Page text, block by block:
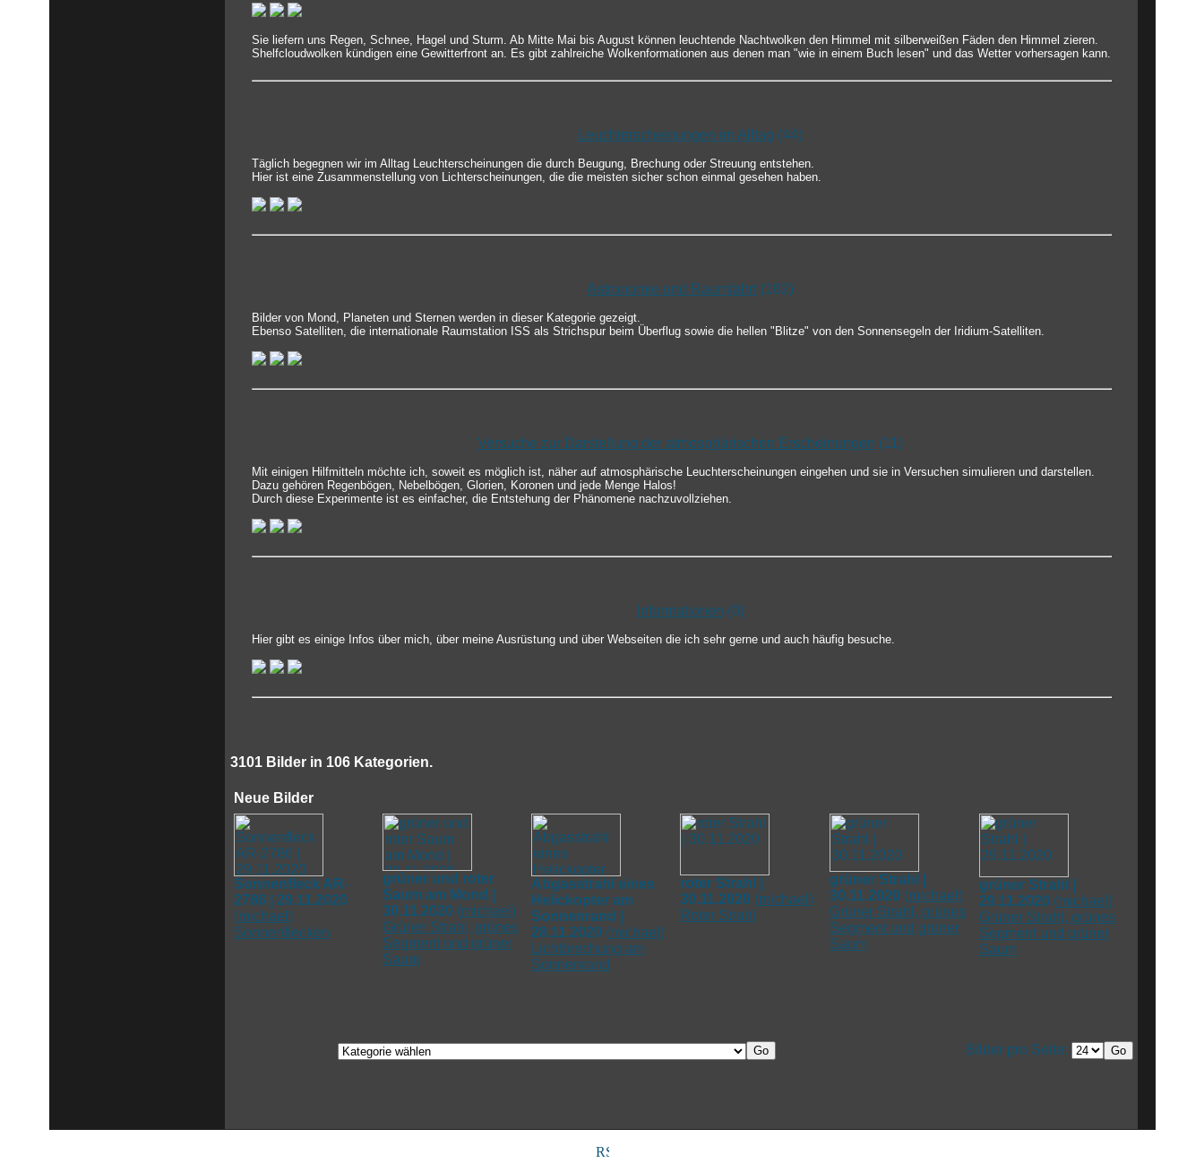
Sie liefern uns Regen, Schnee, Hagel und Sturm. Ab Mitte Mai bis August können leuchtende Nachtwolken den Himmel mit silberweißen Fäden den Himmel zieren.
Shelfcloudwolken kündigen eine Gewitterfront an. Es gibt zahlreiche Wolkenformationen aus denen man "wie in einem Buch lesen" und das Wetter vorhersagen kann.
Leuchterscheinungen im Alltag (44)
Täglich begegnen wir im Alltag Leuchterscheinungen die durch Beugung, Brechung oder Streuung entstehen.
Hier ist eine Zusammenstellung von Lichterscheinungen, die die meisten sicher schon einmal gesehen haben.
Astronomie und Raumfahrt (182)
Bilder von Mond, Planeten und Sternen werden in dieser Kategorie gezeigt.
Ebenso Satelliten, die internationale Raumstation ISS als Strichspur beim Überflug sowie die hellen "Blitze" von den Sonnensegeln der Iridium-Satelliten.
Versuche zur Darstellung der atmosphärischen Erscheinungen (11)
Mit einigen Hilfmitteln möchte ich, soweit es möglich ist, näher auf atmosphärische Leuchterscheinungen eingehen und sie in Versuchen simulieren und darstellen.
Dazu gehören Regenbögen, Nebelbögen, Glorien, Koronen und jede Menge Halos!
Durch diese Experimente ist es einfacher, die Entstehung der Phänomene nachzuvollziehen.
Informationen (0)
Hier gibt es einige Infos über mich, über meine Ausrüstung und über Webseiten die ich sehr gerne und auch häufig besuche.
3101Bilder in 106Kategorien.
Neue Bilder
Sonnenfleck AR-
2786 | 29.11.2020
(michael )
Sonnenflecken
grüner und roter
Saum am Mond |
30.11.2020 (michael )
Grüner Strahl, grünes
Segment und grüner
Saum
Abgasstrahl eines
Helickopter am
Sonnenrand |
28.11.2020 (michael )
Lichtbrechung am
Sonnenrand
roter Strahl |
30.11.2020 (michael )
Roter Strahl
grüner Strahl |
30.11.2020 (michael )
Grüner Strahl, grünes
Segment und grüner
Saum
grüner Strahl |
29.11.2020 (michael )
Grüner Strahl, grünes
Segment und grüner
Saum
Bilder pro Seite: